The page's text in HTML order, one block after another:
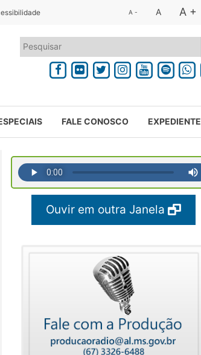
A - A A +
FALE CONOSCO EXPEDIENTE
Ouvir em outra Janela